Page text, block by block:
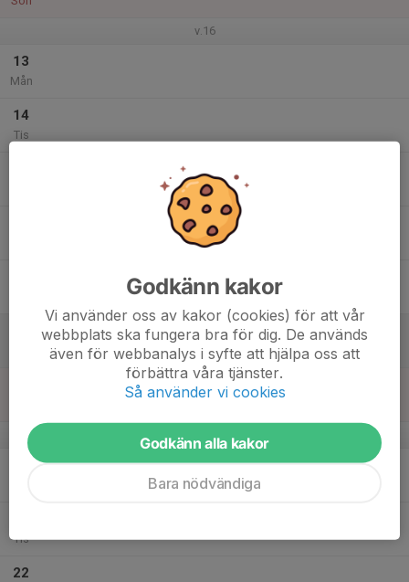
v.16
13
Mån
14
Tis
v.17
Tis
22
Godkänn kakor
Vi använder oss av kakor (cookies) för att vår
webbplats ska fungera bra för dig. De används
även för webbanalys i syfte att hjälpa oss att
förbättra våra tjänster.
Så använder vi cookies
Godkänn alla kakor
Bara nödvändiga